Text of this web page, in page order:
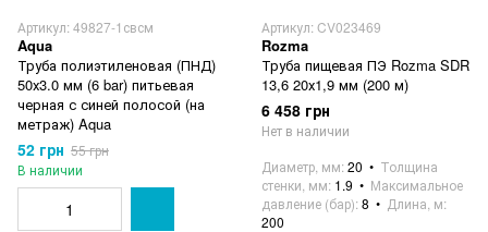
Артикул: 49827-1свсм
Aqua
Труба полиэтиленовая (ПНД)
50х3.0 мм (6 bar) питьевая
черная с синей полосой (на
метраж) Aqua
52 грн 55 грн
В наличии
Артикул: CV023469
Rozma
Труба пищевая ПЭ Rozma SDR
13,6 20х1,9 мм (200 м)
6 458 грн
Нет в наличии
Диаметр, мм 20
Толщина
стенки, мм 1.9
Максимальное
давление (бар) 8
Длина, м
200